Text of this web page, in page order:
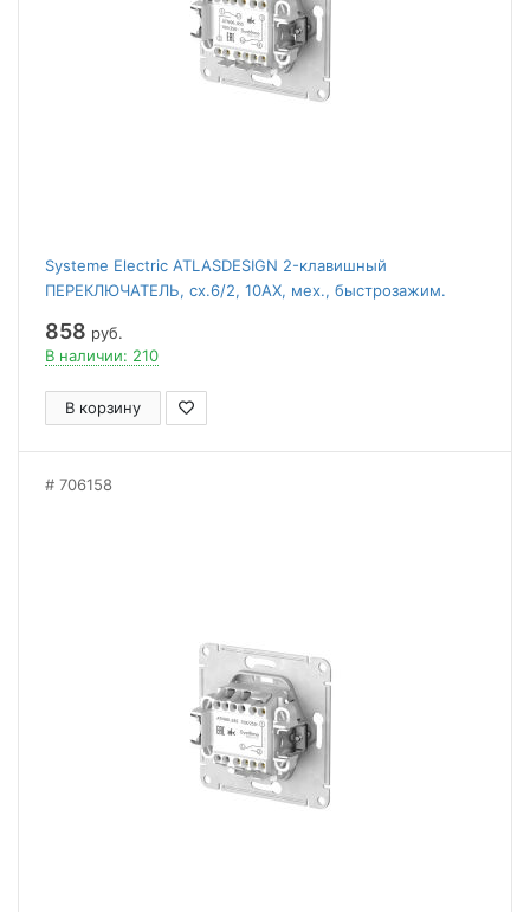
Systeme Electric ATLASDESIGN 2-клавишный
ПЕРЕКЛЮЧАТЕЛЬ, сх.6/2, 10АХ, мех., быстрозажим.
858 руб.
В наличии: 210
В корзину
706158